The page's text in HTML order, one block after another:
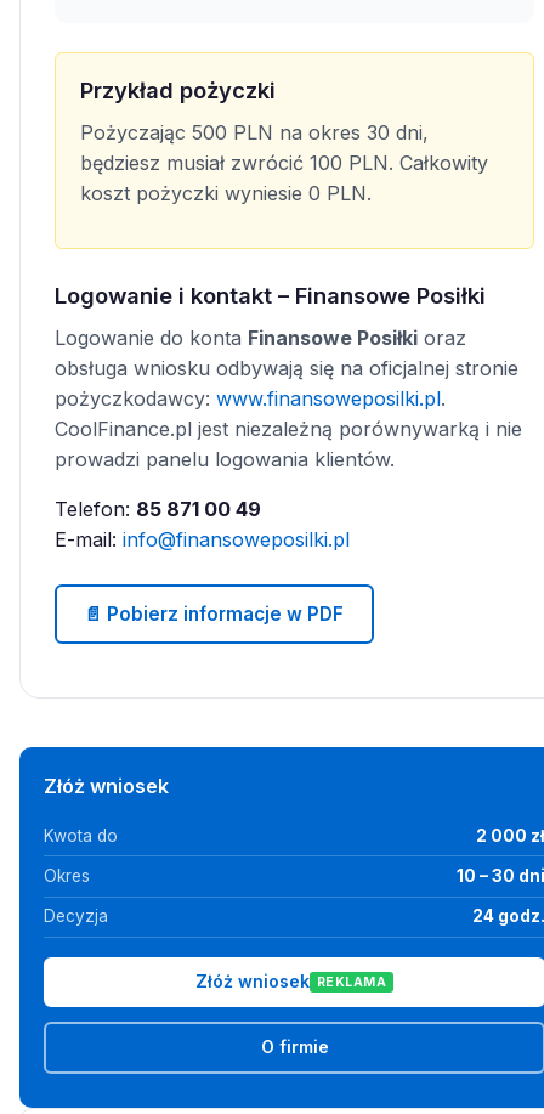
Przykład pożyczki
Pożyczając 500 PLN na okres 30 dni,
będziesz musiał zwrócić 100 PLN. Całkowity
koszt pożyczki wyniesie 0 PLN.
Logowanie i kontakt – Finansowe Posiłki
Logowanie do konta Finansowe Posiłki oraz
obsługa wniosku odbywają się na oficjalnej stronie
pożyczkodawcy: www.finansoweposilki.pl.
CoolFinance.pl jest niezależną porównywarką i nie
prowadzi panelu logowania klientów.
Telefon: 85 871 00 49
E-mail: info@finansoweposilki.pl
📄 Pobierz informacje w PDF
Złóż wniosek
Kwota do 2 000 zł
Okres 10 – 30 dni
Decyzja 24 godz.
Złóż wniosek REKLAMA
O firmie